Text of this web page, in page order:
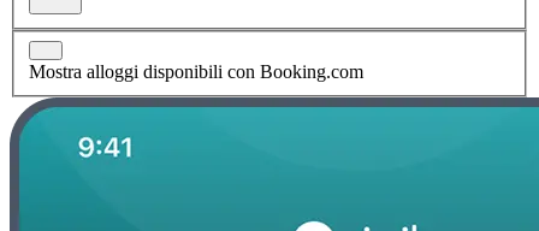
Mostra alloggi disponibili con Booking.com